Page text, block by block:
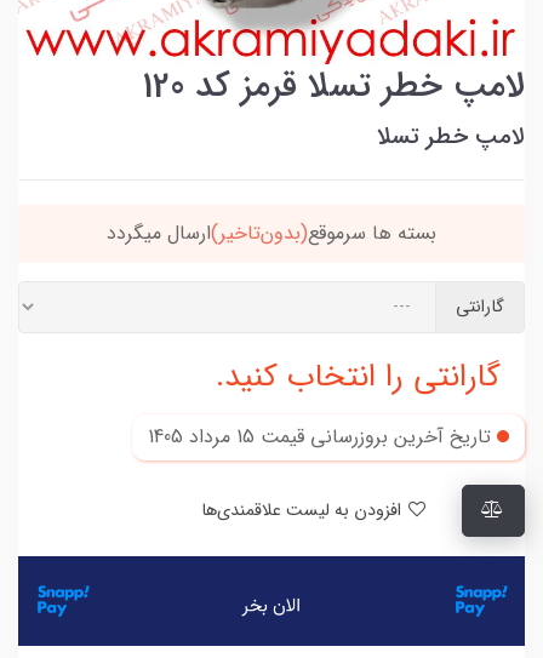
لامپ خطر تسلا قرمز کد 120
لامپ خطر تسلا
بسته ها سرموقع(بدون‌تاخیر)ارسال میگردد
گارانتی
گارانتی را انتخاب کنید.
تاریخ آخرین بروزرسانی قیمت 15 مرداد 1405